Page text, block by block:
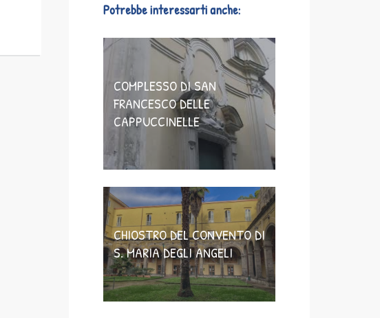
Potrebbe interessarti anche:
COMPLESSO DI SAN
FRANCESCO DELLE
CAPPUCCINELLE
CHIOSTRO DEL CONVENTO DI
S. MARIA DEGLI ANGELI